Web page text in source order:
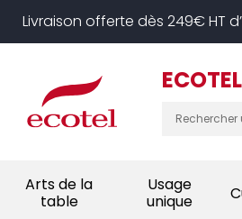
Livraison offerte dès 249€ HT
ECOTEL
Arts de la
table
Usage
unique
Panneau de gestion des cookies